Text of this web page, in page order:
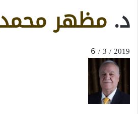
د. مظهر
2019 / 3 / 6َ